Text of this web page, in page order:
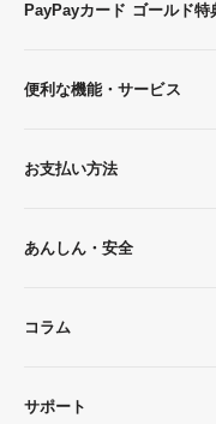
PayPayカード ゴールド特
便利な機能・サービス
お支払い方法
あんしん・安全
コラム
サポート